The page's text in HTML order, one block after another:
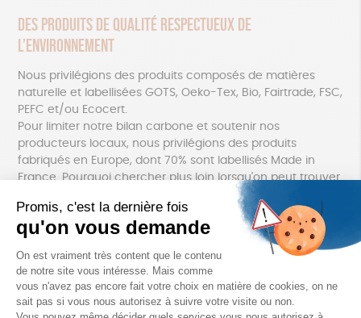
Des produits de qualité respectueux de
l’environnement
Nous privilégions des produits composés de matières
naturelle et labellisées GOTS, Oeko-Tex, Bio, Fairtrade, FSC,
PEFC et/ou Ecocert.
Pour limiter notre bilan carbone et soutenir nos
producteurs locaux, nous privilégions des produits
fabriqués en Europe, dont 70% sont labellisés Made in
France. Pourquoi chercher plus loin lorsqu'on peut trouver
des produits incontournables, beaux et responsables près
de chez nous ?